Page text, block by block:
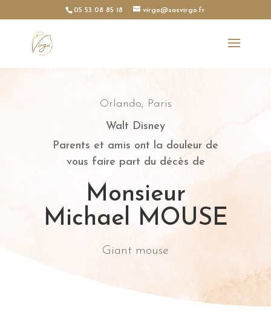
05 53 08 85 18 virgo@sasvirgo.fr
Orlando; Paris
Walt Disney
Parents et amis ont la douleur de
vous faire part du décès de
Monsieur
Michael MOUSE
Giant mouse